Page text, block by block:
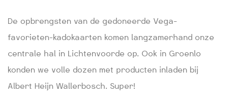
De opbrengsten van de gedoneerde Vega-
favorieten-kadokaarten komen langzamerhand onze
centrale hal in Lichtenvoorde op. Ook in Groenlo
konden we volle dozen met producten inladen bij
Albert Heijn Wallerbosch. Super!